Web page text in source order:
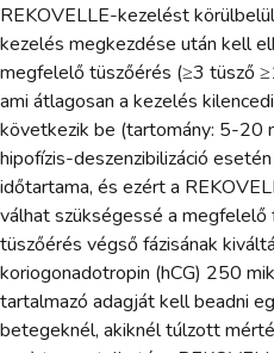
REKOVELLE-kezelést
kezelés megkezdése után kell
megfelelő tüszőérés (≥3 tüsző
ami átlagosan a kezelés
következik be (tartomány: 5-20
hipofízis-deszenzibilizáció
időtartama, és ezért a
válhat szükségessé a
tüszőérés végső fázisának
koriogonadotropin (hCG) 250
tartalmazó adagját kell beadni
betegeknél, akiknél túlzott